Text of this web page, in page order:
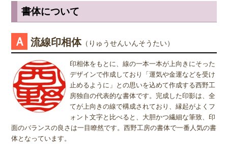
屋久杉印材は、湿気等過酷な環境に耐え抜くよう他の木にはないほど
の多量の樹脂を含み、腐敗の脅威から免れています。
小さ目の10.5ミリが無難かもしれません。女性用は、10.5ミリがおす
すめです。
※実印・銀行印・認印の表記は、当店で分類上分けさせて頂いており
ますが、銀行印をご注文された場合でも、実印や認印として、また
も問題ありません。ご使用用途は、お客様のご判断でご使用頂けま
す。
が書いてあるのか読めるほうがいいかと思いますので当店では風格を
出すならテンショ体、味わい深いものなら読みやすい印相体をオスス
姓または名で、漢字1文字のお客様
『書体』をお選び頂く際、漢字一文字のお客様の場合は "たて" "ヨ
コ" どちらを選択すればよいのかお問い合わせを頂きます。 "たて"
"ヨコ" どちらを選んで頂いても、選択によりデザインが変わること
はございませんので "たて" "ヨコ" どちらかをご選択願います。
書体について
Ａ 流線印相体（りゅうせんいんそうたい）
印相体をもとに、線の一本一本が上向きにそった
デザインで作成しており「運気や金運などを受け
止めるように」との思いを込めて作成する西野工
房独自の代表的な書体です。完成した印影は、全
てが上向きの線で構成されており、縁起がよくフ
ォント文字と比べると、大胆かつ繊細な筆致、印
面のバランスの良さは一目瞭然です。西野工房の書体で一番人気の書
体となっています。